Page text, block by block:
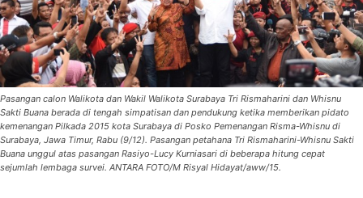
Pasangan calon Walikota dan Wakil Walikota Surabaya Tri Rismaharini dan Whisnu
Sakti Buana berada di tengah simpatisan dan pendukung ketika memberikan pidato
kemenangan Pilkada 2015 kota Surabaya di Posko Pemenangan Risma-Whisnu di
Surabaya, Jawa Timur, Rabu (9/12). Pasangan petahana Tri Rismaharini-Whisnu Sakti
Buana unggul atas pasangan Rasiyo-Lucy Kurniasari di beberapa hitung cepat
sejumlah lembaga survei. ANTARA FOTO/M Risyal Hidayat/aww/15.